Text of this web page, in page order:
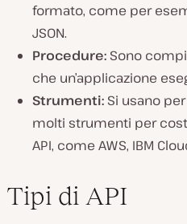
formato, come per
JSON.
Procedure: Sono
che un’applicazione
Strumenti: Si usano
molti strumenti per
API, come AWS, IBM
Tipi di API